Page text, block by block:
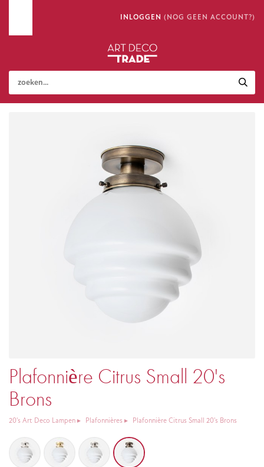
INLOGGEN (NOG GEEN ACCOUNT?)
Plafonnière Citrus Small 20's
Brons
20's Art Deco Lampen Plafonnières Plafonnière Citrus Small 20's Brons